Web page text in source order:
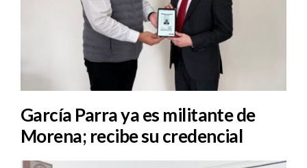
García Parra ya es militante de
Morena; recibe su credencial